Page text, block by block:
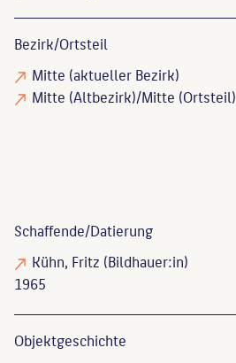
Bezirk/Ortsteil
Mitte (aktueller Bezirk)
Mitte (Altbezirk)/Mitte (Ortsteil)
Schaffende/Datierung
Kühn, Fritz (Bildhauer:in)
1965
Objekt­geschichte